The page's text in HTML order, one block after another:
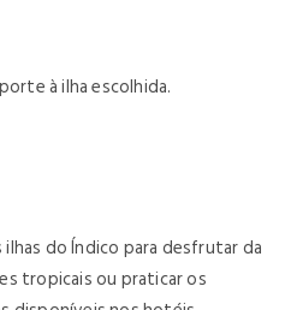
à ilha escolhida.
do Índico para desfrutar da
tropicais ou praticar os